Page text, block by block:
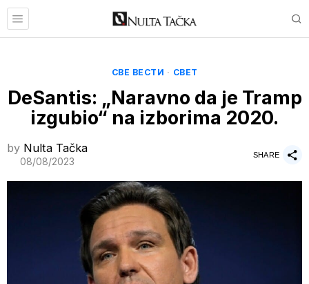
СВЕ ВЕСТИ · СВЕТ
DeSantis: „Naravno da je Tramp
izgubio“ na izborima 2020.
by Nulta Tačka
08/08/2023
SHARE